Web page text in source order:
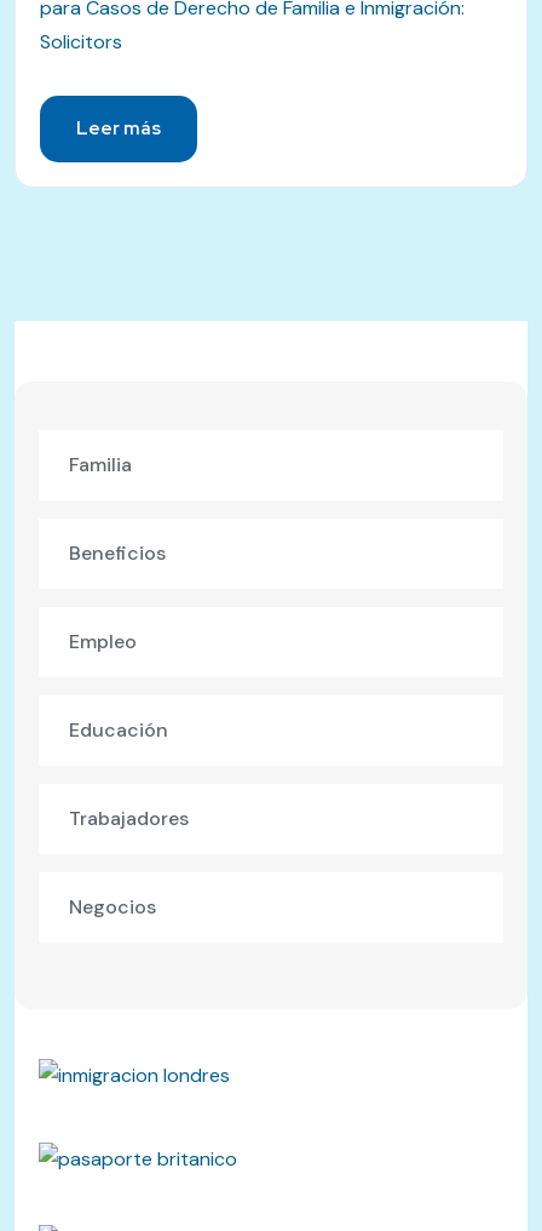
para Casos de Derecho de Familia e Inmigración:
Solicitors
Leer más
Familia
Beneficios
Empleo
Educación
Trabajadores
Negocios